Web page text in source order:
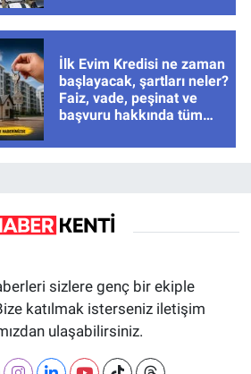
İlk Evim Kredisi ne zaman
başlayacak, şartları neler?
Faiz, vade, peşinat ve
başvuru hakkında tüm
sizlere genç bir ekiple
katılmak isterseniz iletişim
ulaşabilirsiniz.